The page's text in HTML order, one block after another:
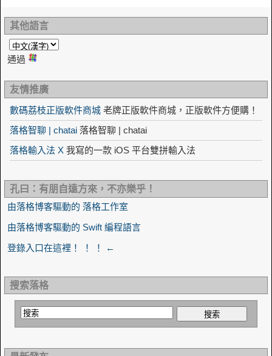
其他語言
通過
友情推廣
數碼荔枝正版軟件商城 老牌正版軟件商城，正版軟件方便購！
落格智聊 | chatai 落格智聊 | chatai
落格輸入法 X 我寫的一款 iOS 平台雙拼輸入法
孔曰：有朋自遠方來，不亦樂乎！
由落格博客驅動的 落格工作室
由落格博客驅動的 Swift 編程語言
登錄入口在這裡！ ！ ！ ←
搜索落格